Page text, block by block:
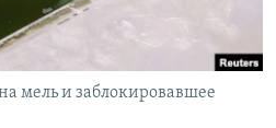
мель и заблокировавшее